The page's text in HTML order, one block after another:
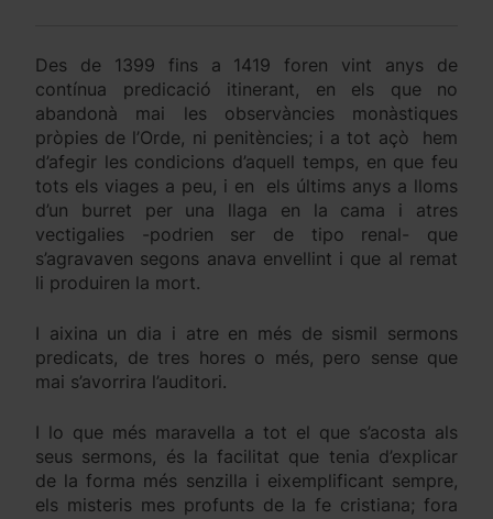
Des de 1399 fins a 1419 foren vint anys de
contínua predicació itinerant, en els que no
abandonà mai les observàncies monàstiques
pròpies de l’Orde, ni penitències; i a tot açò hem
d’afegir les condicions d’aquell temps, en que feu
tots els viages a peu, i en els últims anys a lloms
d’un burret per una llaga en la cama i atres
vectigalies -podrien ser de tipo renal- que
s’agravaven segons anava envellint i que al remat
li produiren la mort.
I aixina un dia i atre en més de sismil sermons
predicats, de tres hores o més, pero sense que
mai s’avorrira l’auditori.
I lo que més maravella a tot el que s’acosta als
seus sermons, és la facilitat que tenia d’explicar
de la forma més senzilla i eixemplificant sempre,
els misteris mes profunts de la fe cristiana; fora